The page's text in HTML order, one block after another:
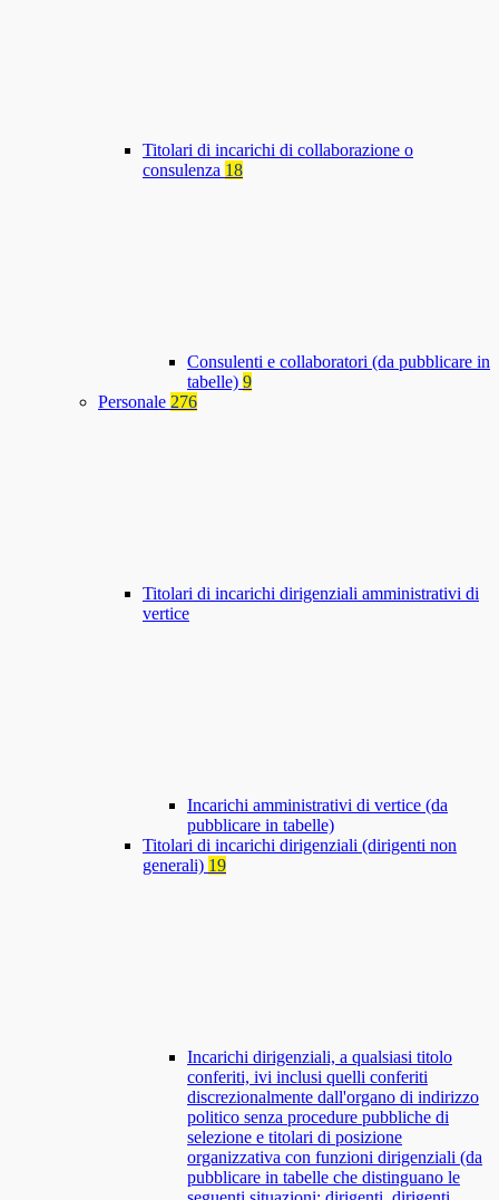
Titolari di incarichi di collaborazione o
consulenza 18
Consulenti e collaboratori (da pubblicare in
tabelle) 9
Personale 276
Titolari di incarichi dirigenziali amministrativi di
vertice
Incarichi amministrativi di vertice (da
pubblicare in tabelle)
Titolari di incarichi dirigenziali (dirigenti non
generali) 19
Incarichi dirigenziali, a qualsiasi titolo
conferiti, ivi inclusi quelli conferiti
discrezionalmente dall'organo di indirizzo
politico senza procedure pubbliche di
selezione e titolari di posizione
organizzativa con funzioni dirigenziali (da
pubblicare in tabelle che distinguano le